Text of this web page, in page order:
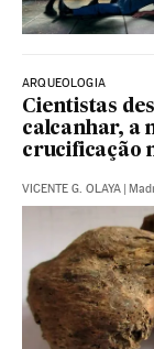
ARQUEOLOGIA
Cientistas
calcanhar, a
crucificação
VICENTE G. OLAYA |